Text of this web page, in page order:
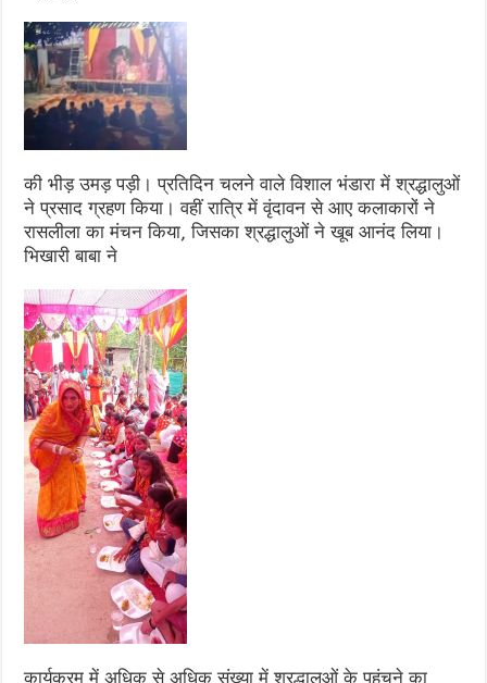
की भीड़ उमड़ पड़ी। प्रतिदिन चलने वाले विशाल भंडारा में श्रद्धालुओं
ने प्रसाद ग्रहण किया। वहीं रात्रि में वृंदावन से आए कलाकारों ने
रासलीला का मंचन किया, जिसका श्रद्धालुओं ने खूब आनंद लिया।
भिखारी बाबा ने
कार्यक्रम में अधिक से अधिक संख्या में श्रद्धालुओं के पहुंचने का